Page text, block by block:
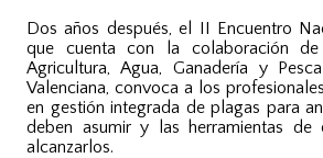
Dos años después, el II Encuentro
que cuenta con la colaboración
Agricultura, Agua, Ganadería y
Valenciana, convoca a los
en gestión integrada de plagas para
deben asumir y las herramientas de
alcanzarlos.